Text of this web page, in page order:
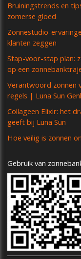
Bruiningstrends en
zomerse gloed
Zonnestudio-
klanten zeggen
Stap-voor-stap plan:
op een
Verantwoord zonnen
regels | Luna Sun
Collageen Elixir: het
geeft bij Luna Sun
Hoe veilig is zonnen
Gebruik van